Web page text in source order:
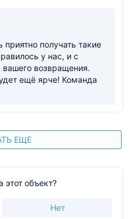
получать такие
у нас, и с
возвращения.
ещё ярче! Команда
ЕЩЕ
этот объект?
Нет